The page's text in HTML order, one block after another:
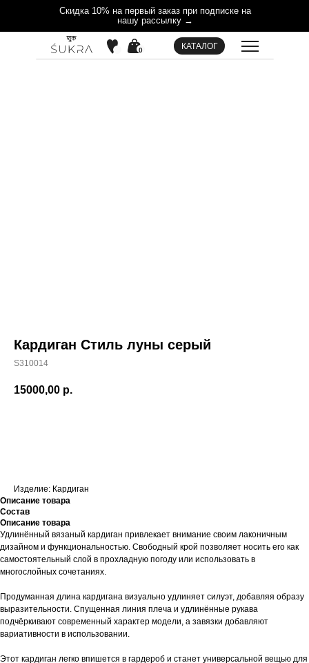
0 КАТАЛОГ
Скидка 10% на первый заказ при подписке на
нашу рассылку →
Назад
Кардиган Стиль луны серый
S310014
15000,00 р.
Изделие: Кардиган
Описание товара
Состав
Описание товара
Удлинённый вязаный кардиган привлекает внимание своим лаконичным
дизайном и функциональностью. Свободный крой позволяет носить его как
самостоятельный слой в прохладную погоду или использовать в
многослойных сочетаниях.
Продуманная длина кардигана визуально удлиняет силуэт, добавляя образу
выразительности. Спущенная линия плеча и удлинённые рукава
подчёркивают современный характер модели, а завязки добавляют
вариативности в использовании.
Этот кардиган легко впишется в гардероб и станет универсальной вещью для